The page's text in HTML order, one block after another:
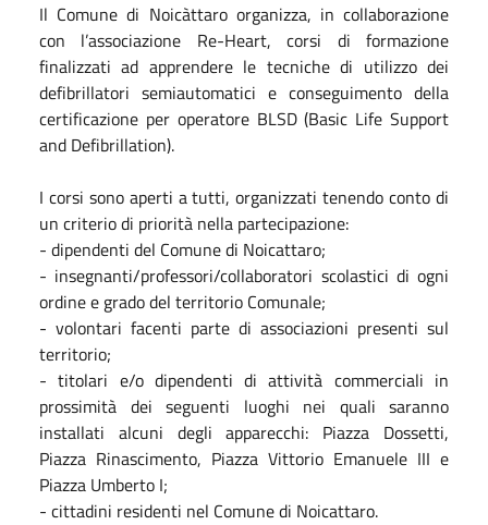
Il Comune di Noicàttaro organizza, in collaborazione
con l’associazione Re-Heart, corsi di formazione
finalizzati ad apprendere le tecniche di utilizzo dei
defibrillatori semiautomatici e conseguimento della
certificazione per operatore BLSD (Basic Life Support
and Defibrillation).
I corsi sono aperti a tutti, organizzati tenendo conto di
un criterio di priorità nella partecipazione:
- dipendenti del Comune di Noicattaro;
- insegnanti/professori/collaboratori scolastici di ogni
ordine e grado del territorio Comunale;
- volontari facenti parte di associazioni presenti sul
territorio;
- titolari e/o dipendenti di attività commerciali in
prossimità dei seguenti luoghi nei quali saranno
installati alcuni degli apparecchi: Piazza Dossetti,
Piazza Rinascimento, Piazza Vittorio Emanuele III e
Piazza Umberto I;
- cittadini residenti nel Comune di Noicattaro.